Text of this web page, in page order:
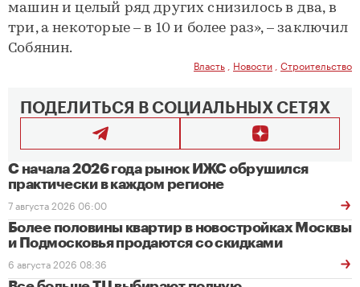
машин и целый ряд других снизилось в два, в
три, а некоторые – в 10 и более раз», – заключил
Собянин.
Власть Новости Строительство
ПОДЕЛИТЬСЯ В СОЦИАЛЬНЫХ СЕТЯХ
С начала 2026 года рынок ИЖС обрушился
практически в каждом регионе
7 августа 2026 06:00
Более половины квартир в новостройках Москвы
и Подмосковья продаются со скидками
6 августа 2026 08:36